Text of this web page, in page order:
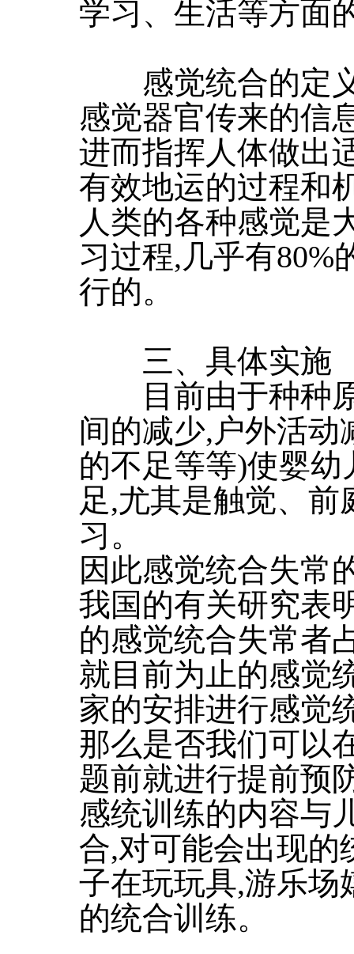
学习、生活等方面
感觉统合的定义
感觉器官传来的信
进而指挥人体做出
有效地运的过程和
人类的各种感觉是
习过程,几乎有80%
行的。
三、具体实施
目前由于种种原
间的减少,户外活动
的不足等等)使婴
足,尤其是触觉、
习。
因此感觉统合失常
我国的有关研究表
的感觉统合失常者
就目前为止的感觉
家的安排进行感觉
那么是否我们可以
题前就进行提前预
感统训练的内容与
合,对可能会出现的
子在玩玩具,游乐场
的统合训练。